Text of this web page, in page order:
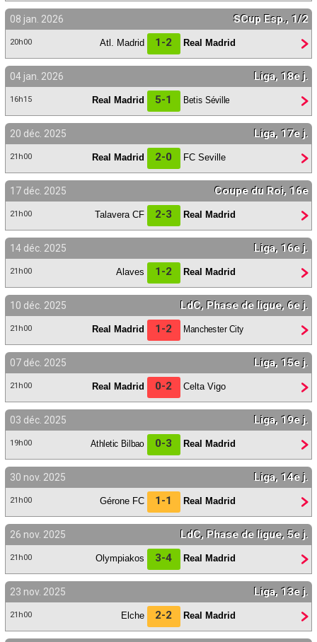
08 jan. 2026 SCup Esp., 1/2
20h00 Atl. Madrid 1-2 Real Madrid
04 jan. 2026 Liga, 18e j.
16h15 Real Madrid 5-1 Betis Séville
20 déc. 2025 Liga, 17e j.
21h00 Real Madrid 2-0 FC Seville
17 déc. 2025 Coupe du Roi, 16e
21h00 Talavera CF 2-3 Real Madrid
14 déc. 2025 Liga, 16e j.
21h00 Alaves 1-2 Real Madrid
10 déc. 2025 LdC, Phase de ligue, 6e j.
21h00 Real Madrid 1-2 Manchester City
07 déc. 2025 Liga, 15e j.
21h00 Real Madrid 0-2 Celta Vigo
03 déc. 2025 Liga, 19e j.
19h00 Athletic Bilbao 0-3 Real Madrid
30 nov. 2025 Liga, 14e j.
21h00 Gérone FC 1-1 Real Madrid
26 nov. 2025 LdC, Phase de ligue, 5e j.
21h00 Olympiakos 3-4 Real Madrid
23 nov. 2025 Liga, 13e j.
21h00 Elche 2-2 Real Madrid